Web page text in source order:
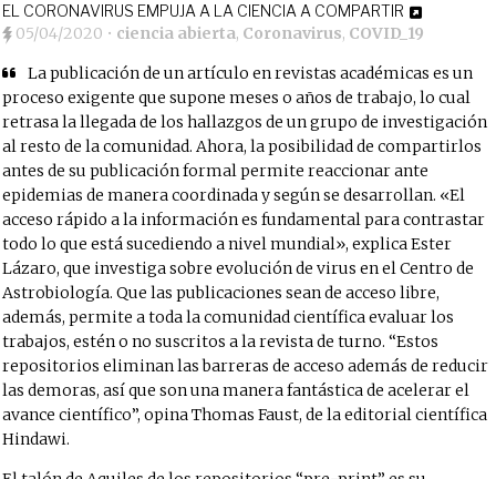
EL CORONAVIRUS EMPUJA A LA CIENCIA A COMPARTIR
05/04/2020 • ciencia abierta, Coronavirus, COVID_19
La publicación de un artículo en revistas académicas es un
proceso exigente que supone meses o años de trabajo, lo cual
retrasa la llegada de los hallazgos de un grupo de investigación
al resto de la comunidad. Ahora, la posibilidad de compartirlos
antes de su publicación formal permite reaccionar ante
epidemias de manera coordinada y según se desarrollan. «El
acceso rápido a la información es fundamental para contrastar
todo lo que está sucediendo a nivel mundial», explica Ester
Lázaro, que investiga sobre evolución de virus en el Centro de
Astrobiología. Que las publicaciones sean de acceso libre,
además, permite a toda la comunidad científica evaluar los
trabajos, estén o no suscritos a la revista de turno. “Estos
repositorios eliminan las barreras de acceso además de reducir
las demoras, así que son una manera fantástica de acelerar el
avance científico”, opina Thomas Faust, de la editorial científica
Hindawi.